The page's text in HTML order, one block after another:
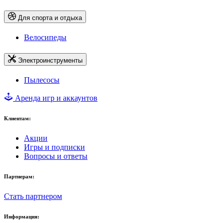
Для спорта и отдыха
Велосипеды
Электроинструменты
Пылесосы
Аренда игр и аккаунтов
Клиентам:
Акции
Игры и подписки
Вопросы и ответы
Партнерам:
Стать партнером
Информация: